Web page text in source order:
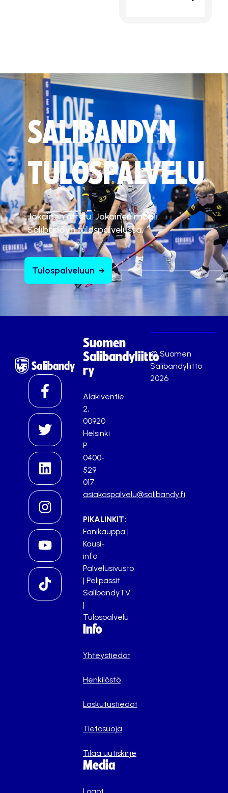
SALIBANDYN
TULOSPALVELU
Jokainen ottelu. Jokainen maali.
Salibandyn tulospalvelussa.
Tulospalveluun
Suomen
Salibandyliitto
ry
Alakiventie
2,
00920
Helsinki
P.
0400-
529
017
asiakaspalvelu@salibandy.fi
PIKALINKIT:
Fanikauppa |
Kausi-
info
Palvelusivusto
| Pelipassit
SalibandyTV
|
Tulospalvelu
Info
Yhteystiedot
Henkilöstö
Laskutustiedot
Tietosuoja
Tilaa uutiskirje
Media
© Suomen
Salibandyliitto
2026